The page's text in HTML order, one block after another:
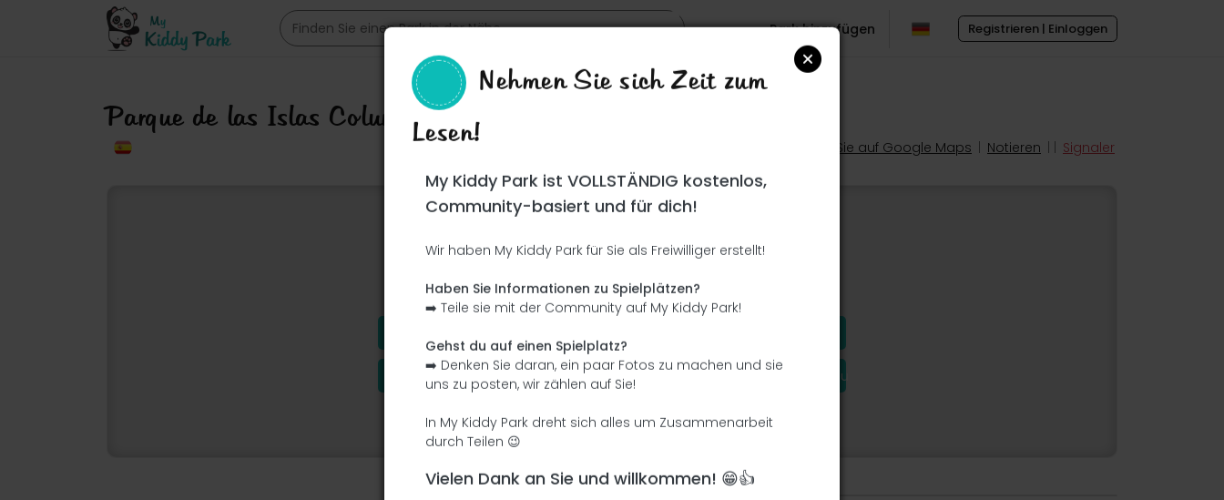
Registrieren | Einloggen
Park hinzufügen
Parque de las Islas Columbretes
Suchen Sie auf Google Maps Notieren Signaler
Ce parc n'a pas encore été visité ! À toi de jouer !
Soit l'aventurier qui découvre ce parc en premier !
Ich füge eine Beschreibung hinzu Ich füge die Ausrüstung hinzu
Nehmen Sie sich Zeit zum
Lesen!
My Kiddy Park ist VOLLSTÄNDIG kostenlos,
Community-basiert und für dich!
Wir haben My Kiddy Park für Sie als Freiwilliger erstellt!
Haben Sie Informationen zu Spielplätzen?
➡️ Teile sie mit der Community auf My Kiddy Park!
Gehst du auf einen Spielplatz?
➡️ Denken Sie daran, ein paar Fotos zu machen und sie
uns zu posten, wir zählen auf Sie!
In My Kiddy Park dreht sich alles um Zusammenarbeit
durch Teilen 😉
Vielen Dank an Sie und willkommen! 😁👍